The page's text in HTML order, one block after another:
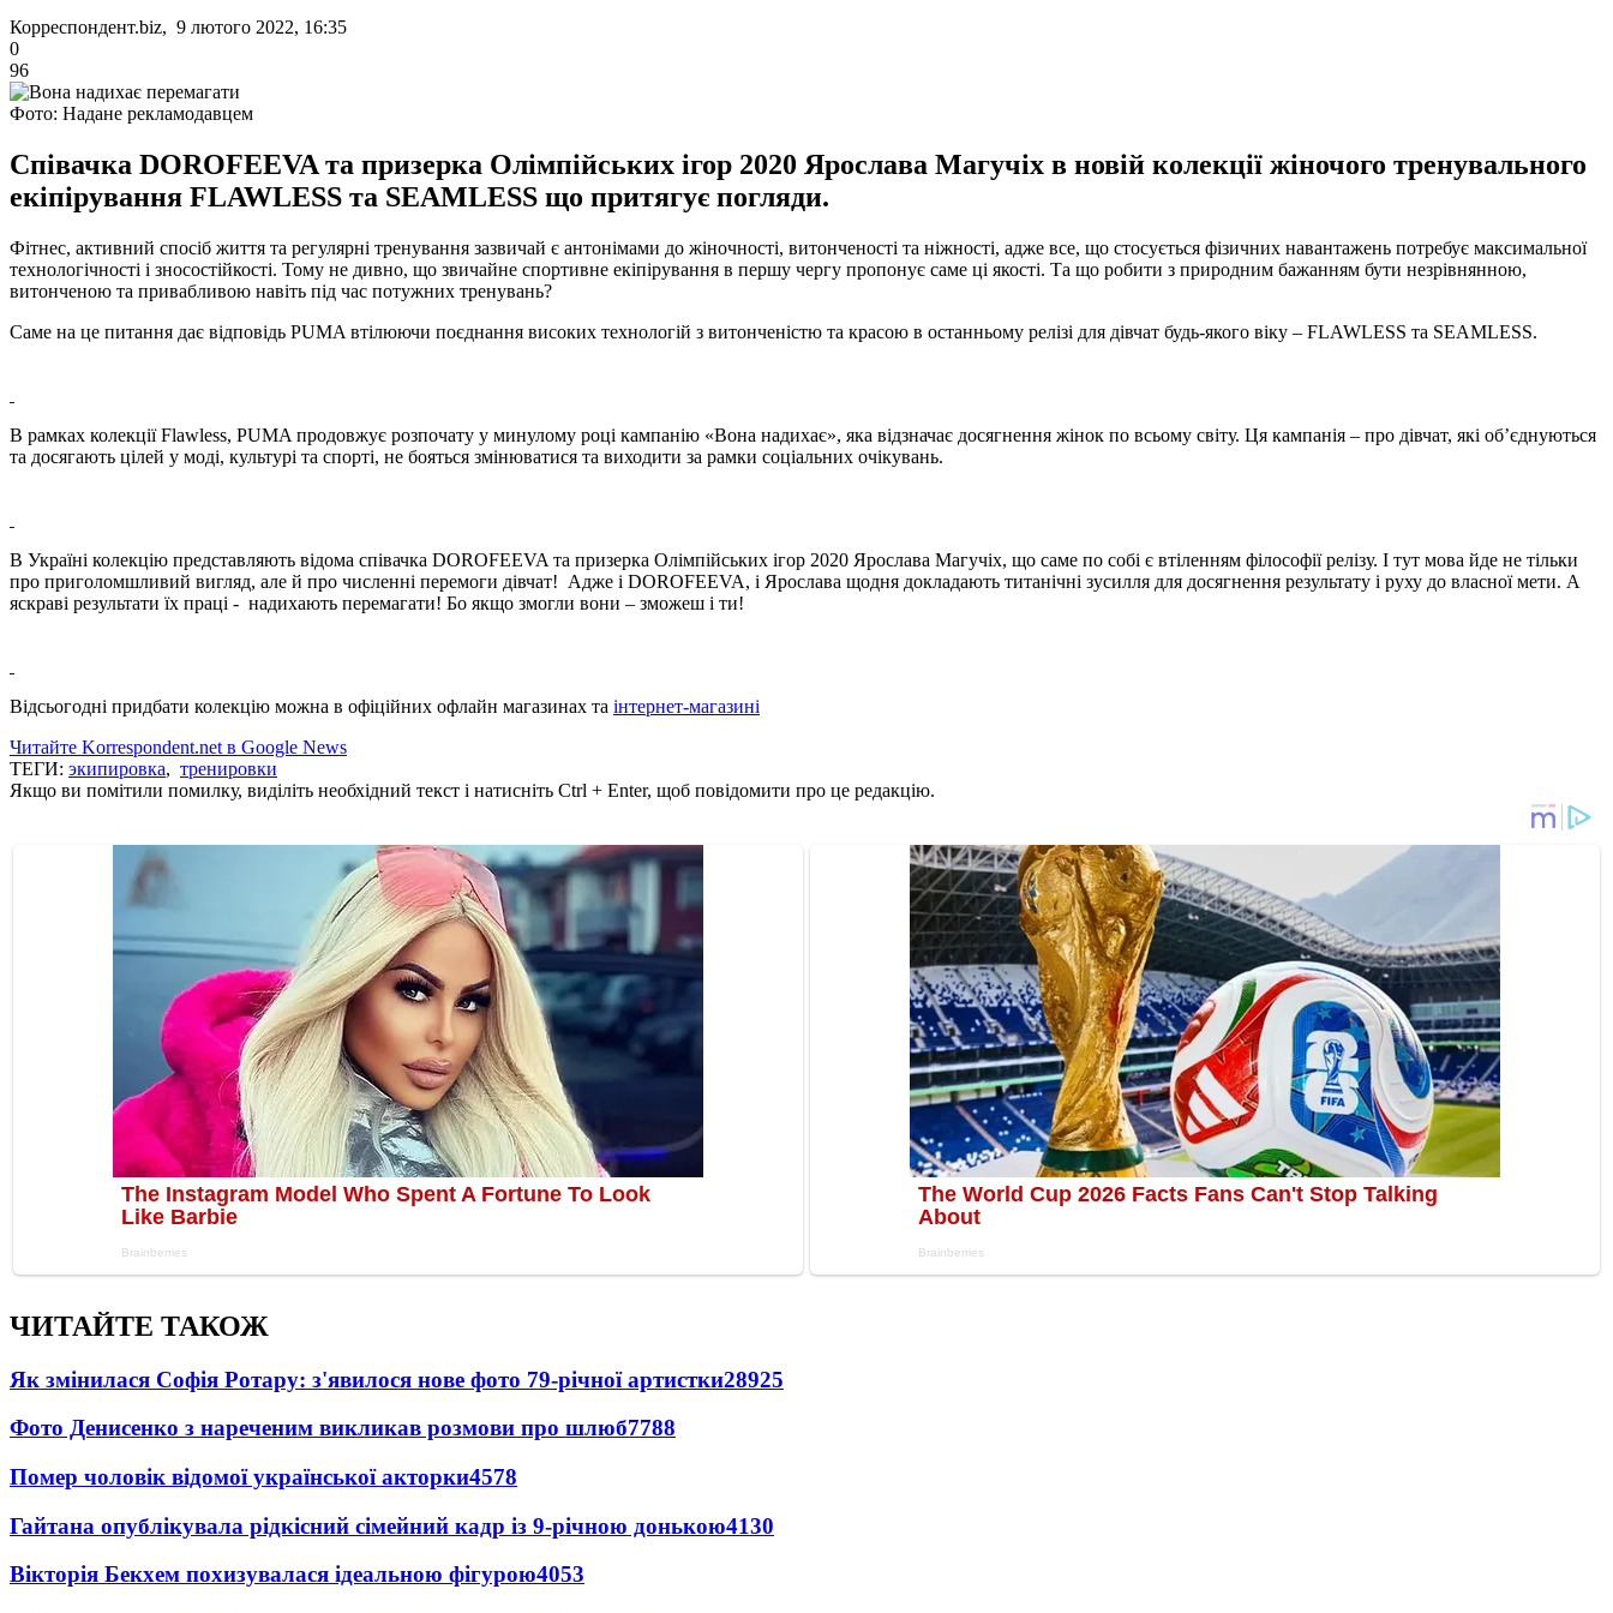
Корреспондент.biz, 9 лютого 2022, 16:35
0
96
Фото: Надане рекламодавцем
Співачка DOROFEEVA та призерка Олімпійських ігор 2020 Ярослава Магучiх в новій колекції жіночого тренувального
екіпірування FLAWLESS та SEAMLESS що притягує погляди.
Фітнес, активний спосіб життя та регулярні тренування зазвичай є антонімами до жіночності, витонченості та ніжності, адже все, що стосується фізичних навантажень потребує максимальної
технологічності і зносостійкості. Тому не дивно, що звичайне спортивне екіпірування в першу чергу пропонує саме ці якості. Та що робити з природним бажанням бути незрівнянною,
витонченою та привабливою навіть під час потужних тренувань?
Саме на це питання дає відповідь PUMA втілюючи поєднання високих технологій з витонченістю та красою в останньому релізі для дівчат будь-якого віку – FLAWLESS та SEAMLESS.
В рамках колекції Flawless, PUMA продовжує розпочату у минулому році кампанію «Вона надихає», яка відзначає досягнення жінок по всьому світу. Ця кампанія – про дівчат, які об’єднуються
та досягають цілей у моді, культурі та спорті, не бояться змінюватися та виходити за рамки соціальних очікувань.
В Україні колекцію представляють відома співачка DOROFEEVA та призерка Олімпійських ігор 2020 Ярослава Магучiх, що саме по собі є втіленням філософії релізу. І тут мова йде не тільки
про приголомшливий вигляд, але й про численні перемоги дівчат! Адже і DOROFEEVA, і Ярослава щодня докладають титанічні зусилля для досягнення результату і руху до власної мети. А
яскраві результати їх праці - надихають перемагати! Бо якщо змогли вони – зможеш і ти!
Відсьогодні придбати колекцію можна в офіційних офлайн магазинах та інтернет-магазині
Читайте Korrespondent.net в Google News
ТЕГИ: экипировка, тренировки
Якщо ви помітили помилку, виділіть необхідний текст і натисніть Ctrl + Enter, щоб повідомити про це редакцію.
ЧИТАЙТЕ ТАКОЖ
Як змінилася Софія Ротару: з'явилося нове фото 79-річної артистки28925
Фото Денисенко з нареченим викликав розмови про шлюб7788
Помер чоловік відомої української акторки4578
Гайтана опублікувала рідкісний сімейний кадр із 9-річною донькою4130
Вікторія Бекхем похизувалася ідеальною фігурою4053